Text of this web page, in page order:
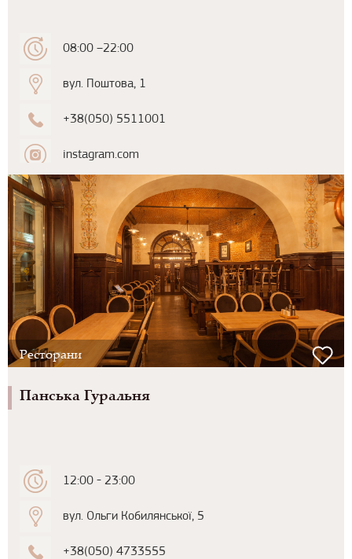
08:00 –22:00
вул. Поштова, 1
+38(050) 5511001
instagram.com
Ресторани
Панська Гуральня
12:00 - 23:00
вул. Ольги Кобилянської, 5
+38(050) 4733555